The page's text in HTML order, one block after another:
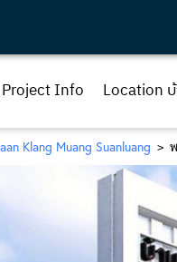
Project Info Location
Klang Muang Suanluang